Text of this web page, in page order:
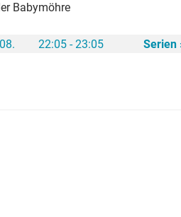
Babymöhre
22:05 - 23:05 Serien